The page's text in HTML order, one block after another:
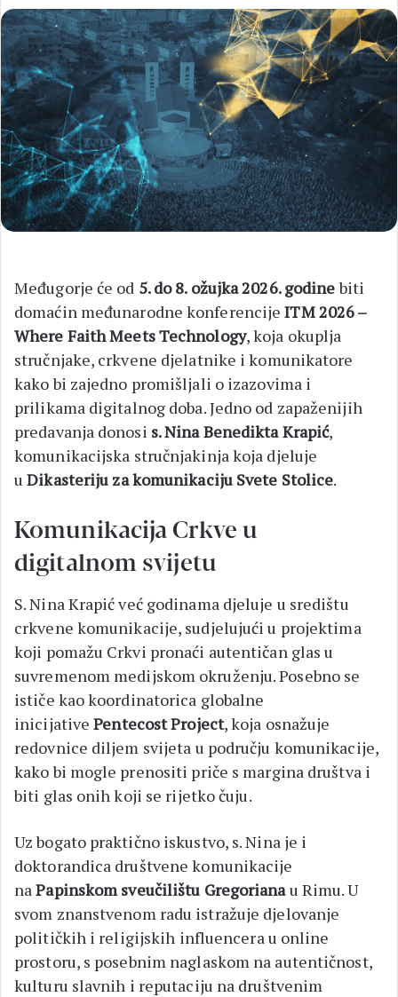
Međugorje će od 5. do 8. ožujka 2026. godinebiti
domaćin međunarodne konferencijeITM 2026 –
Where Faith Meets Technology, koja okuplja
stručnjake, crkvene djelatnike i komunikatore
kako bi zajedno promišljali o izazovima i
prilikama digitalnog doba. Jedno od zapaženijih
predavanja donosi s. Nina Benedikta Krapić,
komunikacijska stručnjakinja koja djeluje
uDikasteriju za komunikaciju Svete Stolice.
Komunikacija Crkve u
digitalnom svijetu
S. Nina Krapić već godinama djeluje u središtu
crkvene komunikacije, sudjelujući u projektima
koji pomažu Crkvi pronaći autentičan glas u
suvremenom medijskom okruženju. Posebno se
ističe kao koordinatorica globalne
inicijativePentecost Project, koja osnažuje
redovnice diljem svijeta u području komunikacije,
kako bi mogle prenositi priče s margina društva i
biti glas onih koji se rijetko čuju.
Uz bogato praktično iskustvo, s. Nina je i
doktorandica društvene komunikacije
naPapinskom sveučilištu Gregorianau Rimu. U
svom znanstvenom radu istražuje djelovanje
političkih i religijskih influencera u online
prostoru, s posebnim naglaskom na autentičnost,
kulturu slavnih i reputaciju na društvenim